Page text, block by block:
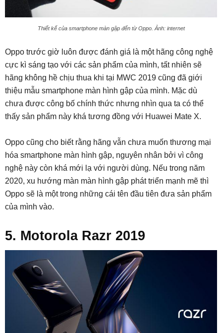
Thiết kế của smartphone màn gập đến từ Oppo. Ảnh: internet
Oppo trước giờ luôn được đánh giá là một hãng công nghệ
cực kì sáng tạo với các sản phẩm của mình, tất nhiên sẽ
hãng không hề chịu thua khi tại MWC 2019 cũng đã giới
thiệu mẫu smartphone màn hình gập của mình. Mặc dù
chưa được công bố chính thức nhưng nhìn qua ta có thể
thấy sản phẩm này khá tương đồng với Huawei Mate X.
Oppo cũng cho biết rằng hãng vẫn chưa muốn thương mại
hóa smartphone màn hình gập, nguyên nhân bởi vì công
nghệ này còn khá mới lạ với người dùng. Nếu trong năm
2020, xu hướng màn màn hình gập phát triển mạnh mẽ thì
Oppo sẽ là một trong những cái tên đầu tiên đưa sản phẩm
của mình vào.
5. Motorola Razr 2019